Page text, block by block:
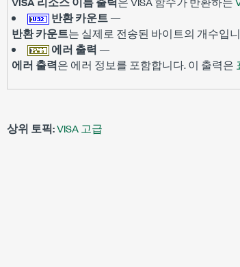
반환 카운트—
반환 카운트는 실제로 전송된 바이트의 개수입
에러 출력 —
에러 출력은 에러 정보를 포함합니다. 이 출력은
상위 토픽:VISA 고급